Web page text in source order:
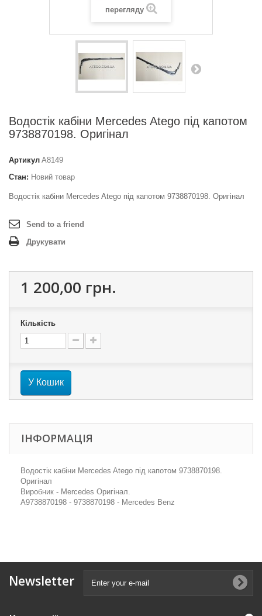
перегляду
Водостік кабіни Mercedes Atego під капотом
9738870198. Оригінал
Артикул A8149
Стан: Новий товар
Водостік кабіни Mercedes Atego під капотом 9738870198. Оригінал
Send to a friend
Друкувати
1 200,00 грн.
Кількість
У Кошик
ІНФОРМАЦІЯ
Водостік кабіни Mercedes Atego під капотом 9738870198.
Оригінал
Виробник - Mercedes Оригінал.
A9738870198 - 9738870198 - Mercedes Benz
Newsletter